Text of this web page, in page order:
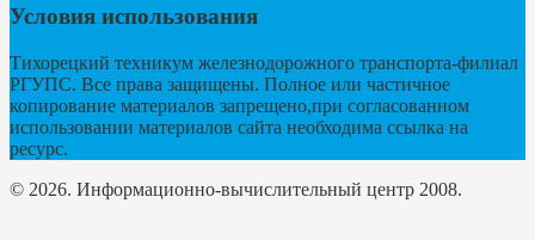
Условия использования
Тихорецкий техникум железнодорожного транспорта-филиал
РГУПС. Все права защищены. Полное или частичное
копирование материалов запрещено,при согласованном
использовании материалов сайта необходима ссылка на
ресурс.
© 2026. Информационно-вычислительный центр 2008.